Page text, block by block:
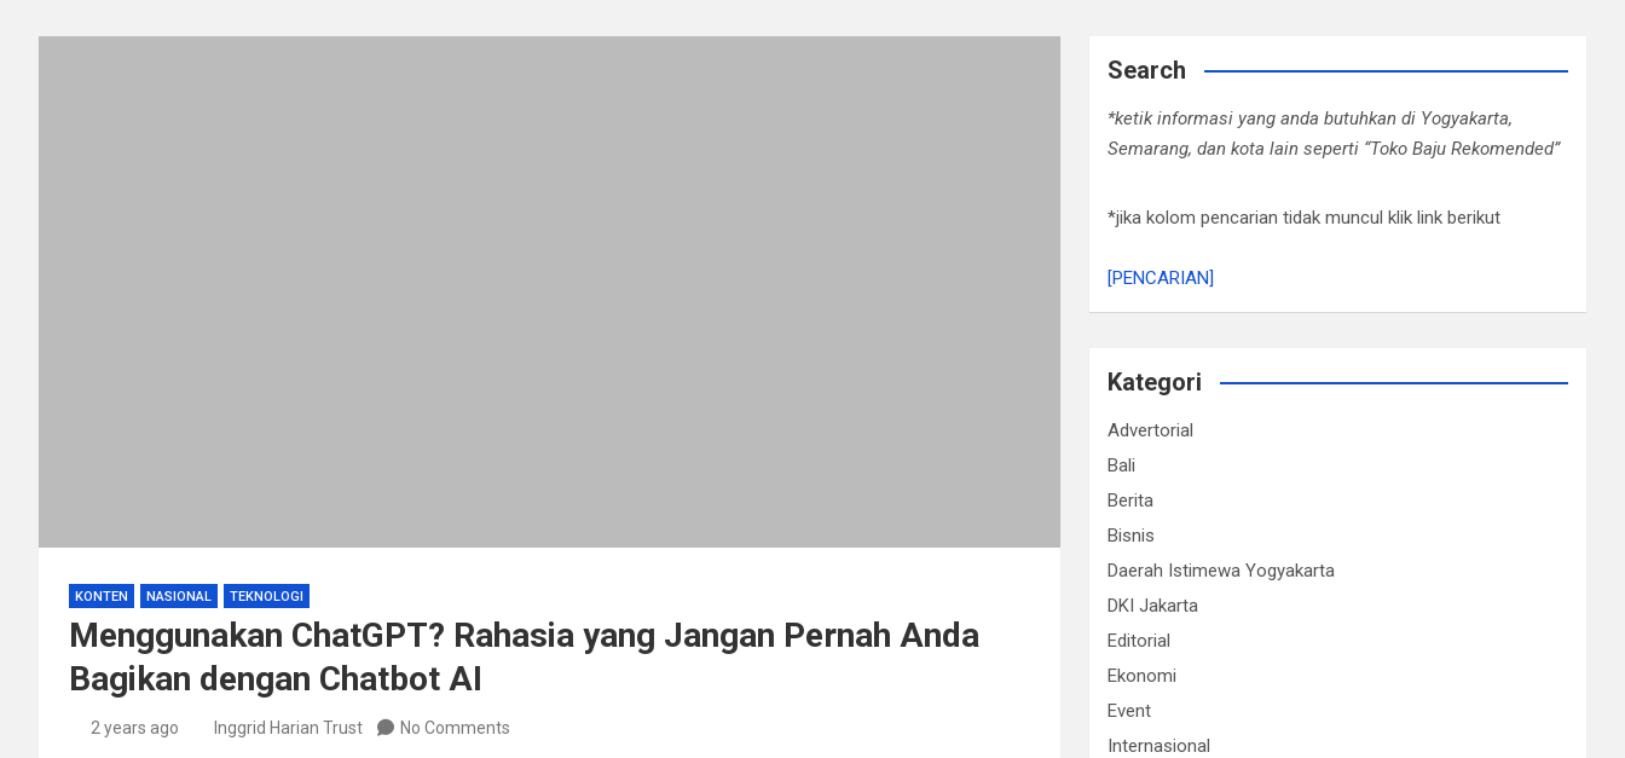
KONTEN NASIONAL TEKNOLOGI
Menggunakan ChatGPT? Rahasia yang Jangan Pernah Anda
Bagikan dengan Chatbot AI
2 years ago Inggrid Harian Trust No Comments
Search
*ketik informasi yang anda butuhkan di Yogyakarta,
Semarang, dan kota lain seperti “Toko Baju Rekomended”
*jika kolom pencarian tidak muncul klik link berikut
[PENCARIAN]
Kategori
Advertorial
Bali
Berita
Bisnis
Daerah Istimewa Yogyakarta
DKI Jakarta
Editorial
Ekonomi
Event
Internasional